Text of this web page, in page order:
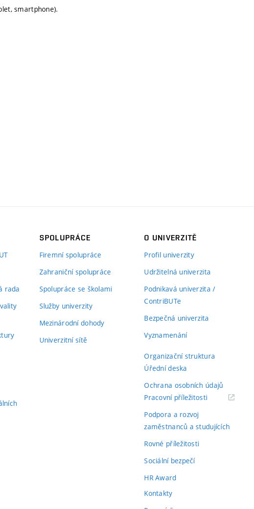
smartphone).
rada
SPOLUPRÁCE
Firemní spolupráce
Zahraniční spolupráce
Spolupráce se školami
Služby univerzity
Mezinárodní dohody
Univerzitní sítě
O UNIVERZITĚ
Profil univerzity
Udržitelná univerzita
Podnikavá univerzita /
ContriBUTe
Bezpečná univerzita
Vyznamenání
Organizační struktura
Úřední deska
Ochrana osobních údajů
Pracovní příležitosti(externí
Podpora a rozvoj
zaměstnanců a studujících
Rovné příležitosti
Sociální bezpečí
HR Award
Kontakty